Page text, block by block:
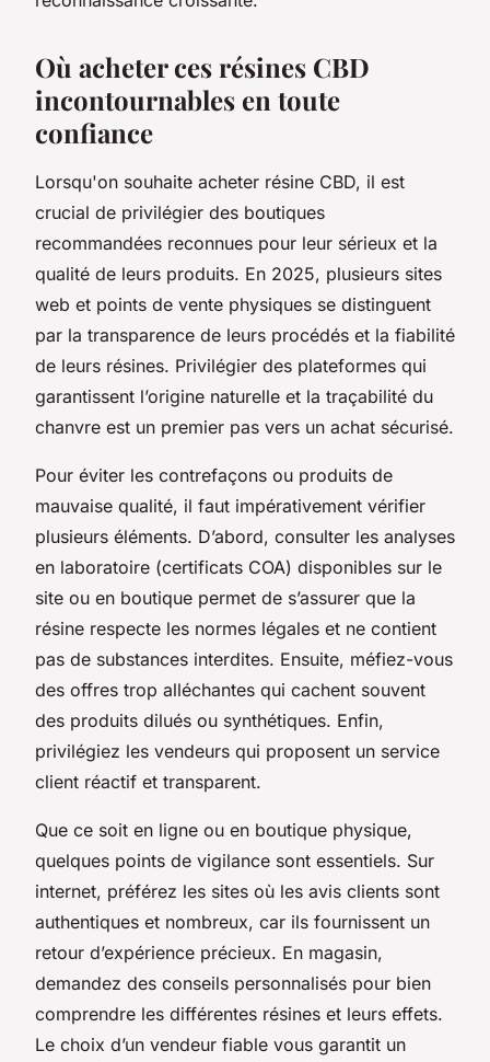
Où acheter ces résines CBD
incontournables en toute
confiance
Lorsqu'on souhaite acheter résine CBD, il est
crucial de privilégier des boutiques
recommandées reconnues pour leur sérieux et la
qualité de leurs produits. En 2025, plusieurs sites
web et points de vente physiques se distinguent
par la transparence de leurs procédés et la fiabilité
de leurs résines. Privilégier des plateformes qui
garantissent l’origine naturelle et la traçabilité du
chanvre est un premier pas vers un achat sécurisé.
Pour éviter les contrefaçons ou produits de
mauvaise qualité, il faut impérativement vérifier
plusieurs éléments. D’abord, consulter les analyses
en laboratoire (certificats COA) disponibles sur le
site ou en boutique permet de s’assurer que la
résine respecte les normes légales et ne contient
pas de substances interdites. Ensuite, méfiez-vous
des offres trop alléchantes qui cachent souvent
des produits dilués ou synthétiques. Enfin,
privilégiez les vendeurs qui proposent un service
client réactif et transparent.
Que ce soit en ligne ou en boutique physique,
quelques points de vigilance sont essentiels. Sur
internet, préférez les sites où les avis clients sont
authentiques et nombreux, car ils fournissent un
retour d’expérience précieux. En magasin,
demandez des conseils personnalisés pour bien
comprendre les différentes résines et leurs effets.
Le choix d’un vendeur fiable vous garantit un